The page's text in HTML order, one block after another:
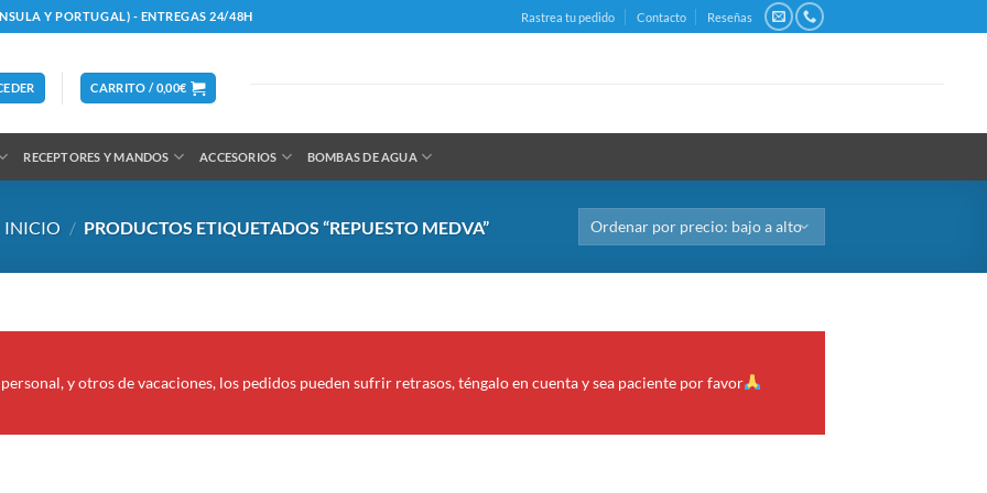
Y PORTUGAL) - ENTREGAS 24/48H Rastrea tu pedido Contacto Reseñas
CARRITO /0,00€
RECEPTORES Y MANDOS ACCESORIOS BOMBAS DE AGUA
INICIO / PRODUCTOS ETIQUETADOS “REPUESTO MEDVA”
y otros de vacaciones, los pedidos pueden sufrir retrasos, téngalo en cuenta y sea paciente por favor